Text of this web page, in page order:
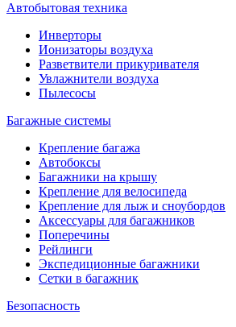
Автобытовая техника
Инверторы
Ионизаторы воздуха
Разветвители прикуривателя
Увлажнители воздуха
Пылесосы
Багажные системы
Крепление багажа
Автобоксы
Багажники на крышу
Крепление для велосипеда
Крепление для лыж и сноубордов
Аксессуары для багажников
Поперечины
Рейлинги
Экспедиционные багажники
Сетки в багажник
Безопасность